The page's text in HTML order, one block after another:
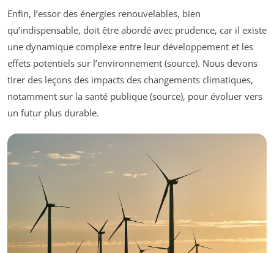
Enfin, l’essor des énergies renouvelables, bien
qu’indispensable, doit être abordé avec prudence, car il existe
une dynamique complexe entre leur développement et les
effets potentiels sur l’environnement (source). Nous devons
tirer des leçons des impacts des changements climatiques,
notamment sur la santé publique (source), pour évoluer vers
un futur plus durable.